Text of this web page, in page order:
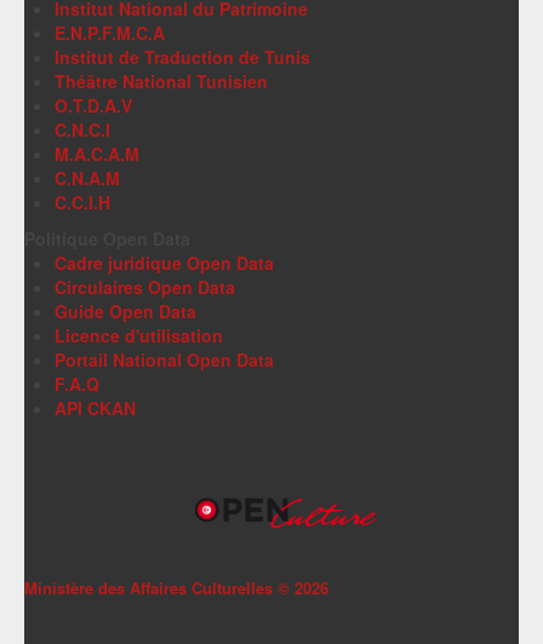
Institut National du Patrimoine
E.N.P.F.M.C.A
Institut de Traduction de Tunis
Théâtre National Tunisien
O.T.D.A.V
C.N.C.I
M.A.C.A.M
C.N.A.M
C.C.I.H
Cadre juridique Open Data
Circulaires Open Data
Guide Open Data
Licence d'utilisation
Portail National Open Data
F.A.Q
API CKAN
Ministère des Affaires Culturelles © 2026